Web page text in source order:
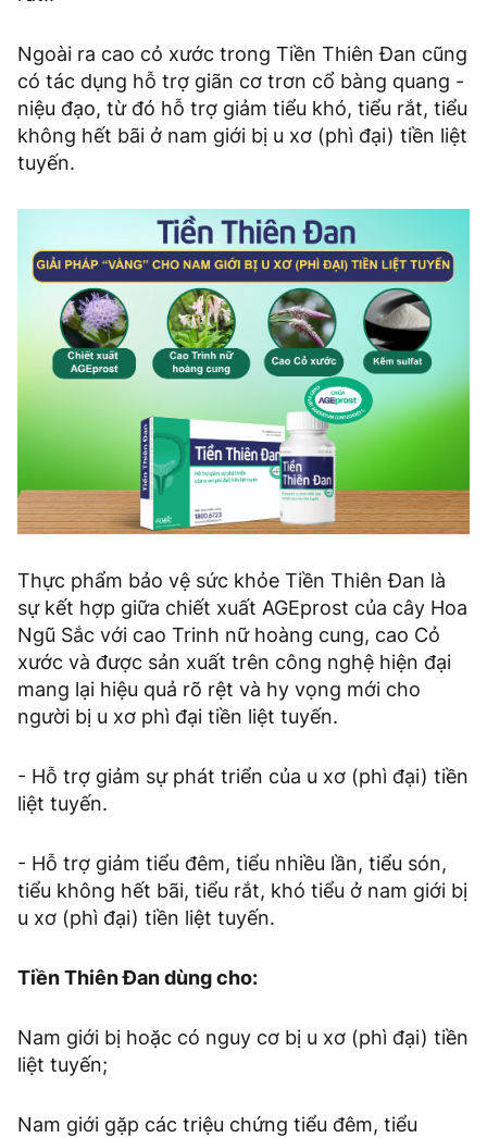
Ngoài ra cao cỏ xước trong Tiền Thiên Đan cũng
có tác dụng hỗ trợ giãn cơ trơn cổ bàng quang -
niệu đạo, từ đó hỗ trợ giảm tiểu khó, tiểu rắt, tiểu
không hết bãi ở nam giới bị u xơ (phì đại) tiền liệt
tuyến.
Thực phẩm bảo vệ sức khỏe Tiền Thiên Đan là
sự kết hợp giữa chiết xuất AGEprost của cây Hoa
Ngũ Sắc với cao Trinh nữ hoàng cung, cao Cỏ
xước và được sản xuất trên công nghệ hiện đại
mang lại hiệu quả rõ rệt và hy vọng mới cho
người bị u xơ phì đại tiền liệt tuyến.
- Hỗ trợ giảm sự phát triển của u xơ (phì đại) tiền
liệt tuyến.
- Hỗ trợ giảm tiểu đêm, tiểu nhiều lần, tiểu són,
tiểu không hết bãi, tiểu rắt, khó tiểu ở nam giới bị
u xơ (phì đại) tiền liệt tuyến.
Tiền Thiên Đan dùng cho:
Nam giới bị hoặc có nguy cơ bị u xơ (phì đại) tiền
liệt tuyến;
Nam giới gặp các triệu chứng tiểu đêm, tiểu